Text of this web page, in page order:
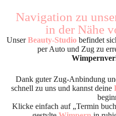
Navigation zu
in der Nähe
UnserBeauty-Studiobefindet
per Auto und Zug zu
Dank guter Zug-Anbindung
schnell zu uns und kannst deine
Klicke einfach auf „Termin